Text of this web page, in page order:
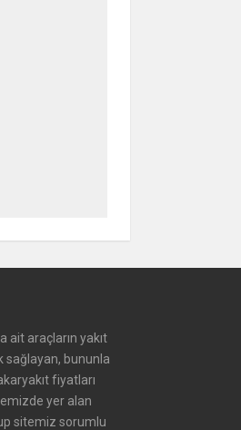
ait araçların yakıt
sağlayan, bununla
fiyatları
yer alan
sitemiz sorumlu